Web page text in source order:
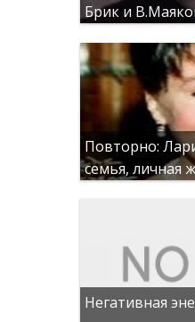
Брик и
Повторно:
семья, личная
Негативная